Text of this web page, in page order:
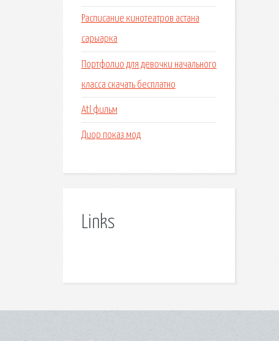
Расписание кинотеатров астана
сарыарка
Портфолио для девочки начального
класса скачать бесплатно
Atl фильм
Диор показ мод
Links